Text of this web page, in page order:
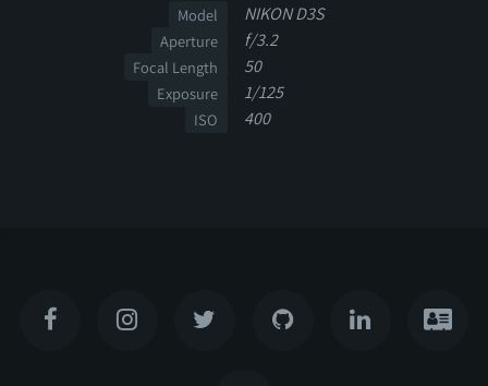
Model NIKON D3S
Aperture f/3.2
Focal Length 50
Exposure 1/125
ISO 400